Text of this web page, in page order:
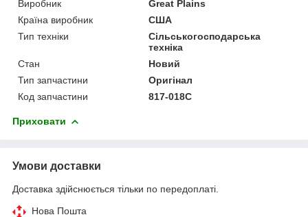
Виробник
Great Plains
Країна виробник
США
Тип техніки
Сільськогосподарська
техніка
Стан
Новий
Тип запчастини
Оригінал
Код запчастини
817-018C
Приховати
Умови доставки
Доставка здійснюється тільки по передоплаті.
Нова Пошта